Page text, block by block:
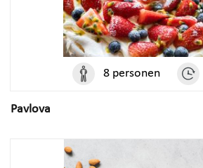
8 personen
Pavlova